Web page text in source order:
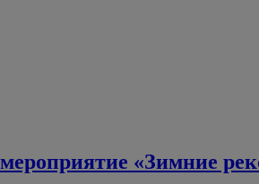
мероприятие «Зимние